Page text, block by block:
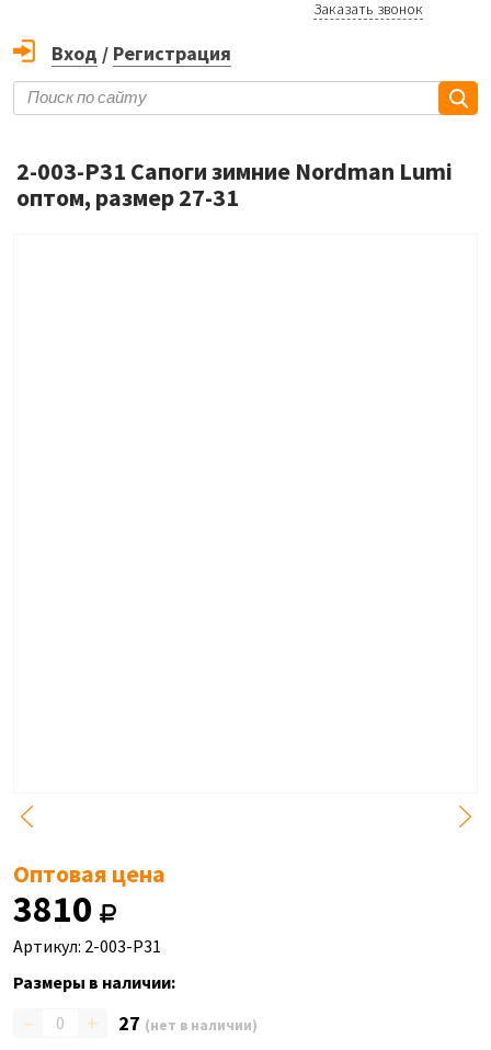
Заказать звонок
Вход / Регистрация
2-003-Р31 Сапоги зимние Nordman Lumi
оптом, размер 27-31
Оптовая цена
3810
Артикул: 2-003-Р31
Размеры в наличии:
– + 27 (нет в наличии)